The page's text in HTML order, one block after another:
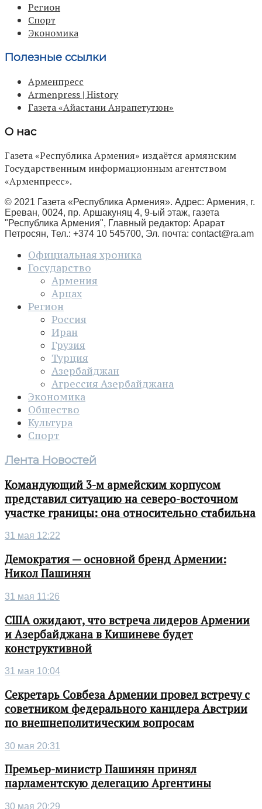
Регион
Спорт
Экономика
Полезные ссылки
Арменпресс
Armenpress | History
Газета «Айастани Анрапетутюн»
О нас
Газета «Республика Армения» издаётся армянским
Государственным информационным агентством
«Арменпресс».
© 2021 Газета «Республика Армения». Адрес: Армения, г.
Ереван, 0024, пр. Аршакуняц 4, 9-ый этаж, газета
"Республика Армения", Главный редактор: Арарат
Петросян, Тел.: +374 10 545700, Эл. почта: contact@ra.am
Официальная хроника
Государство
Армения
Арцах
Регион
Россия
Иран
Грузия
Турция
Азербайджан
Агрессия Азербайджана
Экономика
Общество
Культура
Спорт
Лента Новостей
Командующий 3-м армейским корпусом
представил ситуацию на северо-восточном
участке границы: она относительно стабильна
31 мая 12:22
Демократия — основной бренд Армении:
Никол Пашинян
31 мая 11:26
США ожидают, что встреча лидеров Армении
и Азербайджана в Кишиневе будет
конструктивной
31 мая 10:04
Секретарь Совбеза Армении провел встречу с
советником федерального канцлера Австрии
по внешнеполитическим вопросам
30 мая 20:31
Премьер-министр Пашинян принял
парламентскую делегацию Аргентины
30 мая 20:29